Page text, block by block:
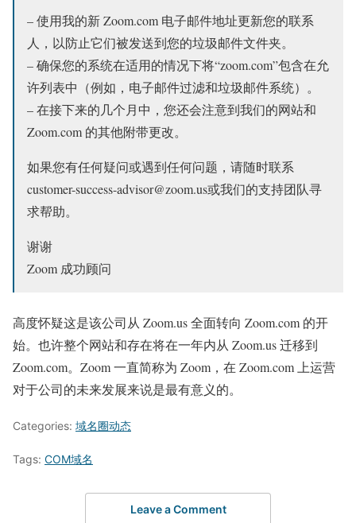
– 使用我的新 Zoom.com 电子邮件地址更新您的联系
人，以防止它们被发送到您的垃圾邮件文件夹。
– 确保您的系统在适用的情况下将“zoom.com”包含在允
许列表中（例如，电子邮件过滤和垃圾邮件系统）。
– 在接下来的几个月中，您还会注意到我们的网站和
Zoom.com 的其他附带更改。
如果您有任何疑问或遇到任何问题，请随时联系​
customer-success-advisor@zoom.us​或我们的支持团队寻
求帮助。
谢谢
Zoom 成功顾问
高度怀疑这是该公司从 Zoom.us 全面转向 Zoom.com 的开
始。也许整个网站和存在将在一年内从 Zoom.us 迁移到
Zoom.com。Zoom 一直简称为 Zoom，在 Zoom.com 上运营
对于公司的未来发展来说是最有意义的。
Categories: 域名圈动态
Tags: COM域名
Leave a Comment